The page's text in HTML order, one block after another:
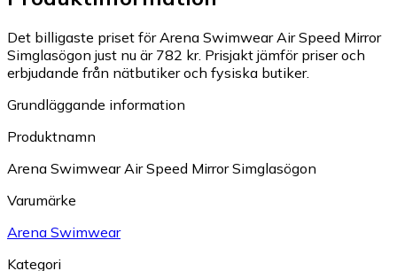
Det billigaste priset för Arena Swimwear Air Speed Mirror
Simglasögon just nu är 782 kr. Prisjakt jämför priser och
erbjudande från nätbutiker och fysiska butiker.
Grundläggande information
Produktnamn
Arena Swimwear Air Speed Mirror Simglasögon
Varumärke
Arena Swimwear
Kategori